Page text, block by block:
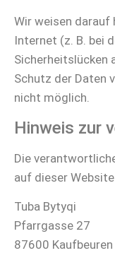
Wir weisen darauf
Internet (z. B. bei
Sicherheitslücken
Schutz der Daten
nicht möglich.
Hinweis zur
Die
auf dieser
Tuba Bytyqi
Pfarrgasse 27
87600 Kaufbeuren